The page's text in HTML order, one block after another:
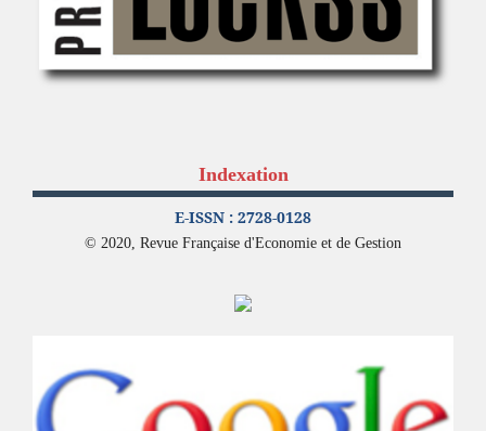
Indexation
E-ISSN : 2728-0128
© 2020, Revue Française d'Economie et de Gestion